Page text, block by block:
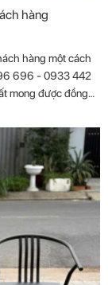
hàng
hàng một cách
696 - 0933 442
mong được đồng